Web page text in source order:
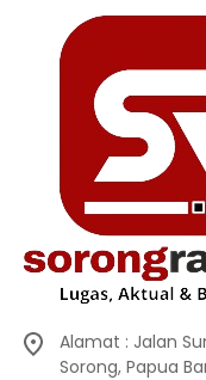
Alamat : Jalan
Sorong, Papua